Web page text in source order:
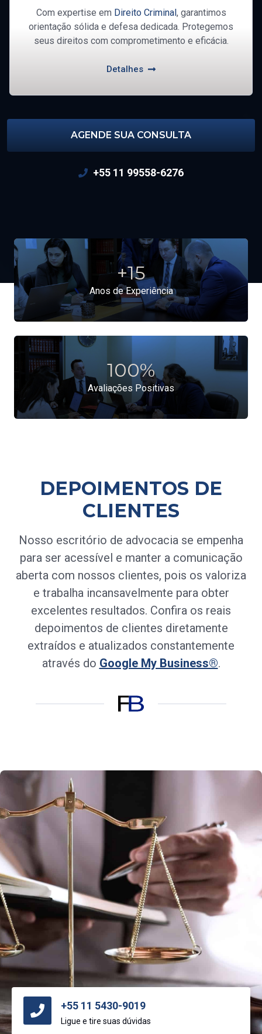
Com expertise em Direito Criminal , garantimos
orientação sólida e defesa dedicada. Protegemos
seus direitos com comprometimento e eficácia.
Detalhes
AGENDE SUA CONSULTA
+55 11 99558-6276
Anos de Experiência
+15
Avaliações Positivas
100%
+55 11 5430-9019
Ligue e tire suas dúvidas
DEPOIMENTOS DE
CLIENTES
Nosso escritório de advocacia se empenha
para ser acessível e manter a comunicação
aberta com nossos clientes, pois os valoriza
e trabalha incansavelmente para obter
excelentes resultados. Confira os reais
depoimentos de clientes diretamente
extraídos e atualizados constantemente
através do Google My Business®.